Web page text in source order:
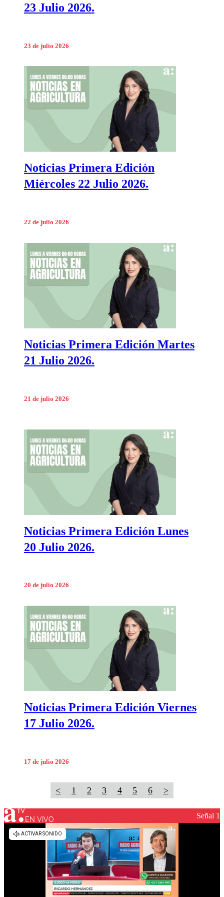
23 Julio 2026.
23 de julio 2026
Noticias Primera Edición
Miércoles 22 Julio 2026.
22 de julio 2026
Noticias Primera Edición Martes
21 Julio 2026.
21 de julio 2026
Noticias Primera Edición Lunes
20 Julio 2026.
20 de julio 2026
Noticias Primera Edición Viernes
17 Julio 2026.
17 de julio 2026
< 1 2 3 4 5 6 >
EN VIVO Señal 1